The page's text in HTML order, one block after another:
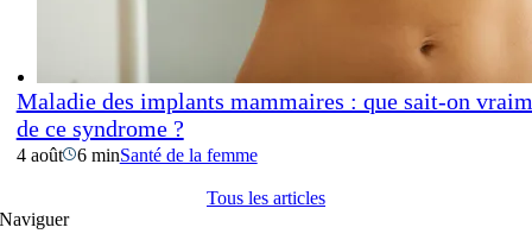
Maladie des implants mammaires : que sait-on
de ce syndrome ?
4 août 6 minSanté de la femme
Tous les articles
Naviguer